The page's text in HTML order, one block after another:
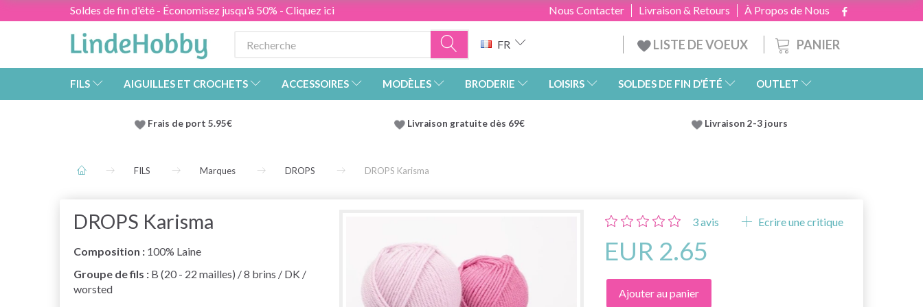
Soldes de fin d'été - Économisez jusqu'à 50% - Cliquez ici À Propos de Nous
Livraison & Retours
Nous Contacter
PANIER
FR LISTE DE VOEUX
FILS AIGUILLES ET CROCHETS ACCESSOIRES MODÈLES BRODERIE LOISIRS SOLDES DE FIN D’ÉTÉ OUTLET
Frais de port 5.95€ Livraison gratuite dès 69€ Livraison 2-3 jours
FILS Marques DROPS DROPS Karisma
DROPS Karisma
Composition : 100% Laine
Groupe de fils : B (20 - 22 mailles) / 8 brins / DK /
worsted
3avis Ecrire une critique
EUR 2.65
Ajouter au panier